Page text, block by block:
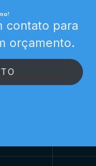
contato para
orçamento.